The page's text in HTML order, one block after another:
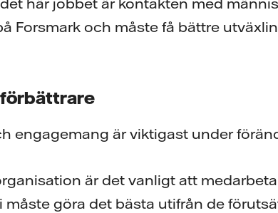
Forsmark och måste få bättre
engagemang är viktigast under
är det vanligt att
måste göra det bästa utifrån de